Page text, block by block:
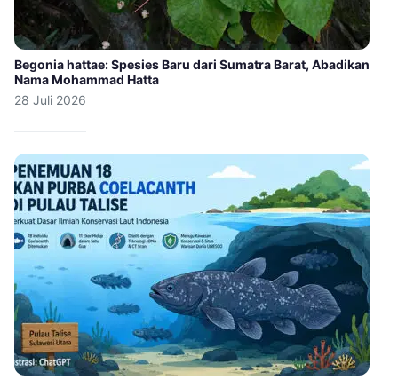
Begonia hattae: Spesies Baru dari Sumatra Barat, Abadikan
Nama Mohammad Hatta
28 Juli 2026